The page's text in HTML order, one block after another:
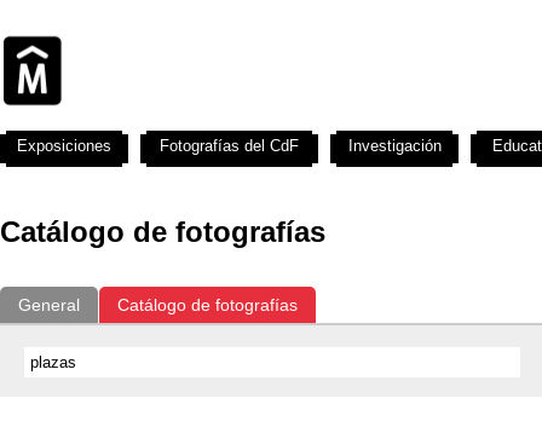
Catálogo de fotografías
General Catálogo de fotografías
Exposiciones Fotografías del CdF Investigación